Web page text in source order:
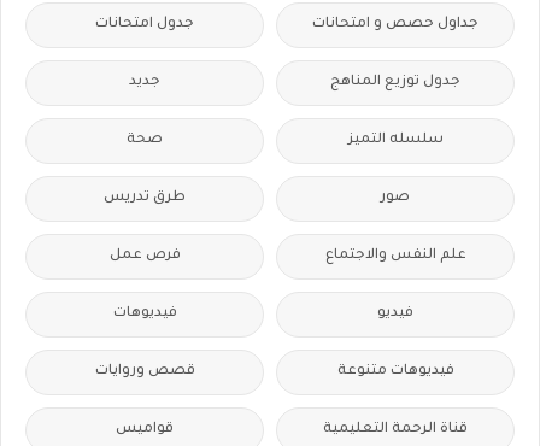
جداول حصص و امتحانات جدول امتحانات
جدول توزيع المناهج جديد
سلسله التميز صحة
صور طرق تدريس
علم النفس والاجتماع فرص عمل
فيديو فيديوهات
فيديوهات متنوعة قصص وروايات
قناة الرحمة التعليمية قواميس